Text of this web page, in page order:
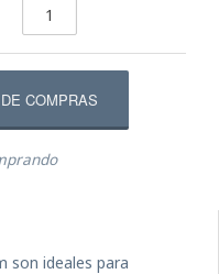
son ideales para